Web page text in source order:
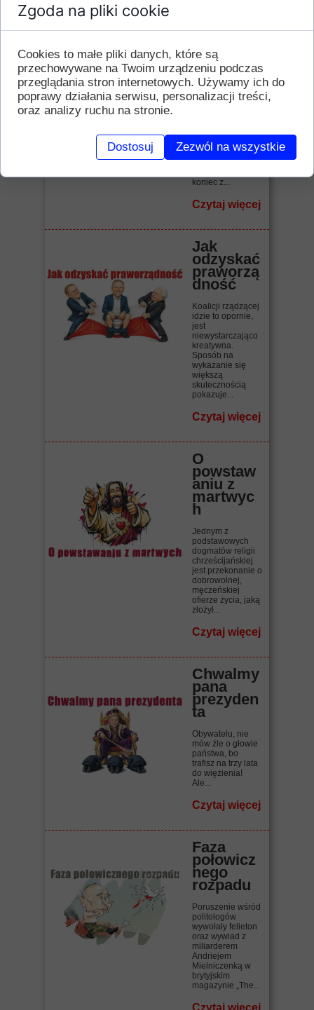
"Raj
ameryka
ński" bis
Biadolenie,
kwękanie.
Benzyna droga!
Wszystko drogie!
Inflacja! Jak żyć,
koniec z...
Czytaj więcej
Jak
odzyskać
praworzą
dność
Koalicji rządzącej
idzie to opornie,
jest
niewystarczająco
kreatywna.
Sposób na
wykazanie się
większą
skutecznością
pokazuje...
Czytaj więcej
O
powstaw
aniu z
martwyc
h
Jednym z
podstawowych
dogmatów religii
chrześcijańskiej
jest przekonanie o
dobrowolnej,
męczeńskiej
ofierze życia, jaką
złożył...
Czytaj więcej
Chwalmy
pana
prezyden
ta
Obywatelu, nie
mów źle o głowie
państwa, bo
trafisz na trzy lata
do więzienia!
Ale...
Czytaj więcej
Faza
połowicz
nego
rozpadu
Poruszenie wśród
politologów
wywołały felieton
oraz wywiad z
miliarderem
Andriejem
Mielniczenką w
brytyjskim
magazynie „The...
Czytaj więcej
Zgoda na pliki cookie
Cookies to małe pliki danych, które są
przechowywane na Twoim urządzeniu podczas
przeglądania stron internetowych. Używamy ich do
poprawy działania serwisu, personalizacji treści,
oraz analizy ruchu na stronie.
Dostosuj Zezwól na wszystkie